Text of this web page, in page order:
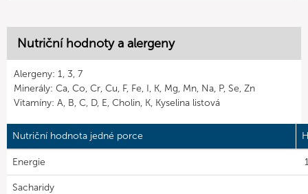
Nutriční hodnoty a alergeny
Alergeny: 1, 3, 7
Minerály: Ca, Co, Cr, Cu, F, Fe, I, K, Mg, Mn, Na, P, Se, Zn
Vitamíny: A, B, C, D, E, Cholin, K, Kyselina listová
Nutriční hodnota jedné porce
Energie
Sacharidy